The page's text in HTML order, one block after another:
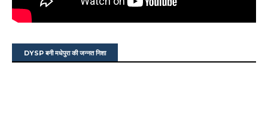
DYSP बनी मधेपुरा की जन्नत निशा